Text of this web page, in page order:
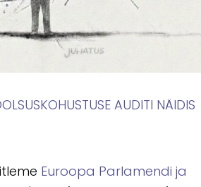
AUDITI NÄIDIS
Euroopa Parlamendi ja